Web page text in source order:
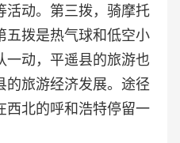
动。第三拨， 骑摩托
五拨是热气球和低空小
一动，平遥县的旅游也
的旅游经济发展。途径
西北的呼和浩特停留一